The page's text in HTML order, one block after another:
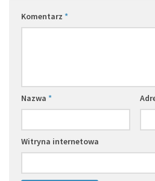
Komentarz *
Nazwa *
Witryna internetowa